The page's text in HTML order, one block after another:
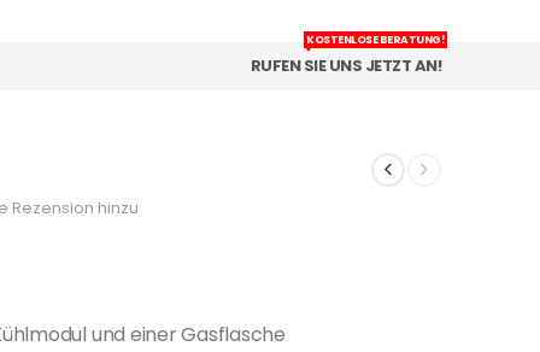
RUFEN SIE UNS JETZT AN!
KOSTENLOSE BERATUNG!
Rezension hinzu
und einer Gasflasche